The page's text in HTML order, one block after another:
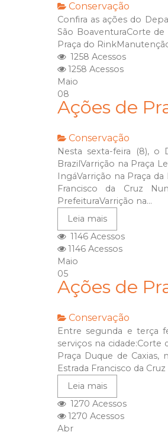
Conservação
Confira as ações do
São BoaventuraCorte
Praça do
1258 Acessos
1258 Acessos
Maio
08
Ações de
Conservação
Nesta sexta-feira (8), o
BrazilVarrição na Praça
IngáVarrição na Praça
Francisco da Cruz
PrefeituraVarrição na...
Leia mais
1146 Acessos
1146 Acessos
Maio
05
Ações de
Conservação
Entre segunda e terça
serviços na
Praça Duque de
Estrada Francisco da
Leia mais
1270 Acessos
1270 Acessos
Abr